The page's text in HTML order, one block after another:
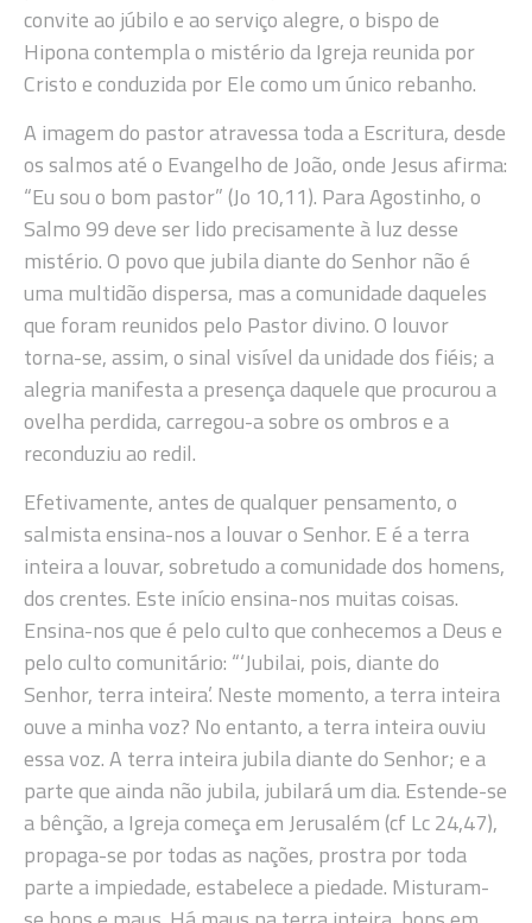
convite ao júbilo e ao serviço alegre, o bispo de
Hipona contempla o mistério da Igreja reunida por
Cristo e conduzida por Ele como um único rebanho.
A imagem do pastor atravessa toda a Escritura, desde
os salmos até o Evangelho de João, onde Jesus afirma:
“Eu sou o bom pastor” (Jo 10,11). Para Agostinho, o
Salmo 99 deve ser lido precisamente à luz desse
mistério. O povo que jubila diante do Senhor não é
uma multidão dispersa, mas a comunidade daqueles
que foram reunidos pelo Pastor divino. O louvor
torna-se, assim, o sinal visível da unidade dos fiéis; a
alegria manifesta a presença daquele que procurou a
ovelha perdida, carregou-a sobre os ombros e a
reconduziu ao redil.
Efetivamente, antes de qualquer pensamento, o
salmista ensina-nos a louvar o Senhor. E é a terra
inteira a louvar, sobretudo a comunidade dos homens,
dos crentes. Este início ensina-nos muitas coisas.
Ensina-nos que é pelo culto que conhecemos a Deus e
pelo culto comunitário: “‘Jubilai, pois, diante do
Senhor, terra inteira’. Neste momento, a terra inteira
ouve a minha voz? No entanto, a terra inteira ouviu
essa voz. A terra inteira jubila diante do Senhor; e a
parte que ainda não jubila, jubilará um dia. Estende-se
a bênção, a Igreja começa em Jerusalém (cf Lc 24,47),
propaga-se por todas as nações, prostra por toda
parte a impiedade, estabelece a piedade. Misturam-